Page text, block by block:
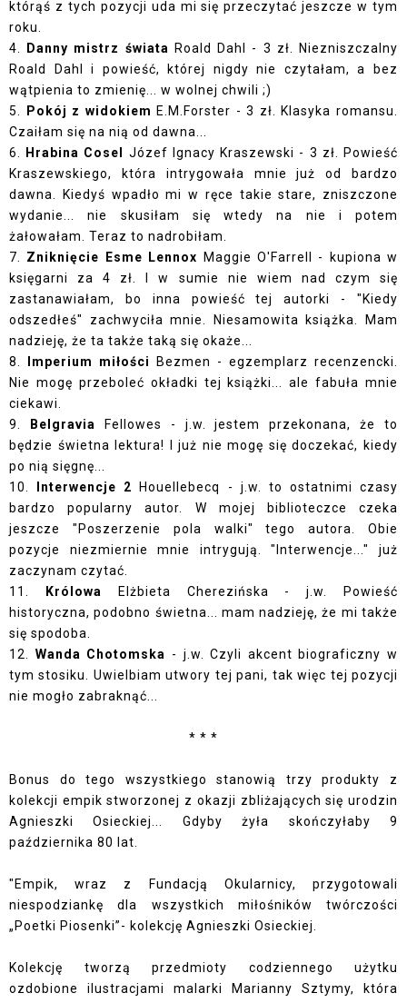
którąś z tych pozycji uda mi się przeczytać jeszcze w tym
roku.
4.
Danny mistrz świata
Roald Dahl - 3 zł. Niezniszczalny
Roald Dahl i powieść, której nigdy nie czytałam, a bez
wątpienia to zmienię... w wolnej chwili ;)
5.
Pokój z widokiem E.M.Forster - 3 zł. Klasyka romansu.
Czaiłam się na nią od dawna...
6.
Hrabina Cosel Józef Ignacy Kraszewski - 3 zł. Powieść
Kraszewskiego, która intrygowała mnie już od bardzo
dawna. Kiedyś wpadło mi w ręce takie stare, zniszczone
wydanie... nie skusiłam się wtedy na nie i potem
żałowałam. Teraz to nadrobiłam.
7. Zniknięcie Esme Lennox
Maggie O'Farrell - kupiona w
księgarni za 4 zł. I w sumie nie wiem nad czym się
zastanawiałam, bo inna powieść tej autorki - " Kiedy
odszedłeś" zachwyciła mnie. Niesamowita książka. Mam
nadzieję, że ta także taką się okaże...
8.
Imperium miłości
Bezmen - egzemplarz recenzencki.
Nie mogę przeboleć okładki tej książki... ale fabuła mnie
ciekawi.
9.
Belgravia
Fellowes - j.w. jestem przekonana, że to
będzie świetna lektura! I już nie mogę się doczekać, kiedy
po nią sięgnę...
10.
Interwencje 2
Houellebecq - j.w. to ostatnimi czasy
bardzo popularny autor. W mojej biblioteczce czeka
jeszcze "Poszerzenie pola walki" tego autora. Obie
pozycje niezmiernie mnie intrygują. "Interwencje..." już
zaczynam czytać.
11.
Królowa
Elżbieta Cherezińska - j.w. Powieść
historyczna, podobno świetna... mam nadzieję, że mi także
się spodoba.
12. Wanda Chotomska - j.w. Czyli akcent biograficzny w
tym stosiku. Uwielbiam utwory tej pani, tak więc tej pozycji
nie mogło zabraknąć...
* * *
Bonus do tego wszystkiego stanowią trzy produkty z
kolekcji empik stworzonej z okazji zbliżających się urodzin
Agnieszki Osieckiej...
Gdyby żyła skończyłaby 9
października 80 lat.
"Empik, wraz z Fundacją Okularnicy, przygotowali
niespodziankę dla wszystkich miłośników twórczości
„Poetki Piosenki”- kolekcję Agnieszki Osieckiej.
Kolekcję tworzą przedmioty codziennego użytku
ozdobione ilustracjami malarki Marianny Sztymy, która